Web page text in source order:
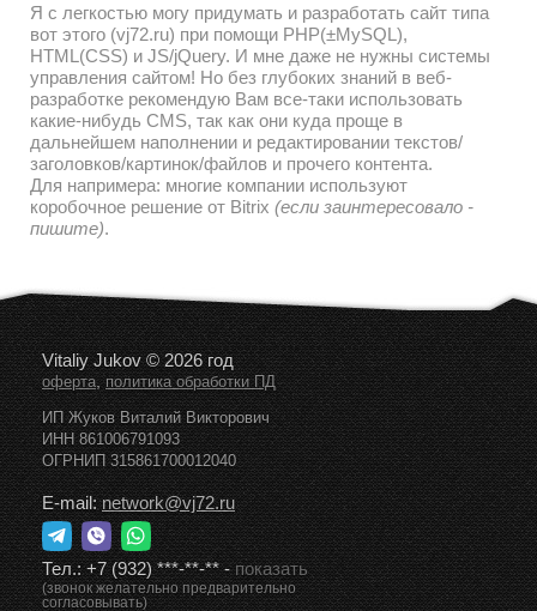
Я с легкостью могу придумать и разработать сайт типа
вот этого (vj72.ru) при помощи PHP(±MySQL),
HTML(CSS) и JS/jQuery. И мне даже не нужны системы
управления сайтом! Но без глубоких знаний в веб-
разработке рекомендую Вам все-таки использовать
какие-нибудь CMS, так как они куда проще в
дальнейшем наполнении и редактировании текстов/
заголовков/картинок/файлов и прочего контента.
Для напримера: многие компании используют
коробочное решение от Bitrix (если заинтересовало -
пишите).
Vitaliy Jukov © 2026 год
оферта,политика обработки ПД
ИП Жуков Виталий Викторович
ИНН 861006791093
ОГРНИП 315861700012040
E-mail:network@vj72.ru
Тел.:+7 (932) ***-**-**-показать
(звонок желательно предварительно
согласовывать)